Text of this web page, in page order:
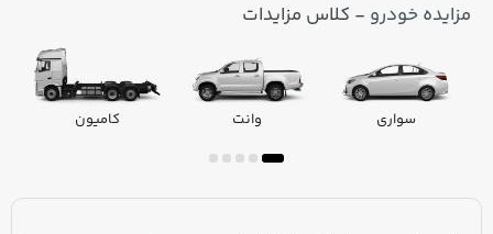
مزایده خودرو - کلاس مزایدات
سواری وانت کامیون